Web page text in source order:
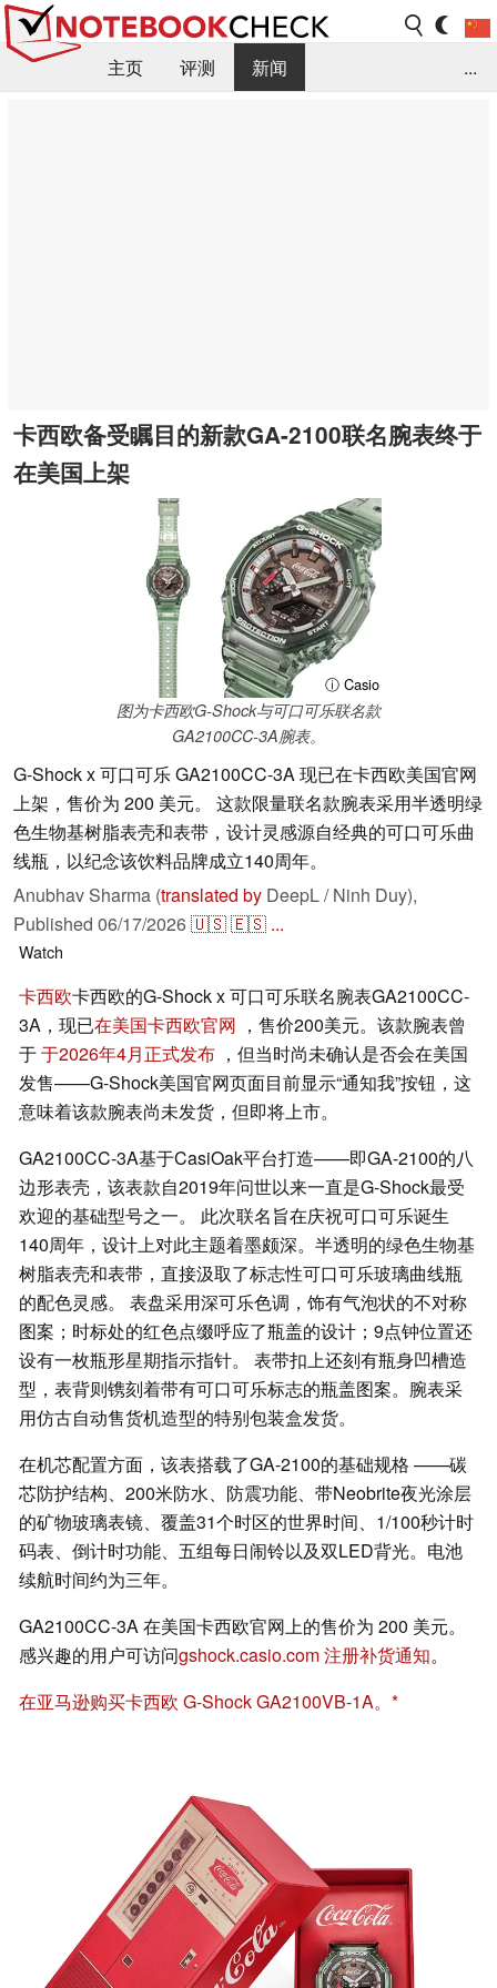
主页 评测
新闻
...
卡西欧备受瞩目的新款GA-2100联名腕表终于
在美国上架
ⓘ Casio
图为卡西欧G-Shock与可口可乐联名款
GA2100CC-3A腕表。
G-Shock x 可口可乐 GA2100CC-3A 现已在卡西欧美国官网
上架，售价为 200 美元。 这款限量联名款腕表采用半透明绿
色生物基树脂表壳和表带，设计灵感源自经典的可口可乐曲
线瓶，以纪念该饮料品牌成立140周年。
Anubhav Sharma (translated by DeepL / Ninh Duy),
Published 06/17/2026🇺🇸🇪🇸 ...
Watch
卡西欧卡西欧的G-Shock x 可口可乐联名腕表GA2100CC-
3A，现已在美国卡西欧官网 ，售价200美元。该款腕表曾
于于2026年4月正式发布 ，但当时尚未确认是否会在美国
发售——G-Shock美国官网页面目前显示“通知我”按钮，这
意味着该款腕表尚未发货，但即将上市。
GA2100CC-3A基于CasiOak平台打造——即GA-2100的八
边形表壳，该表款自2019年问世以来一直是G-Shock最受
欢迎的基础型号之一。 此次联名旨在庆祝可口可乐诞生
140周年，设计上对此主题着墨颇深。半透明的绿色生物基
树脂表壳和表带，直接汲取了标志性可口可乐玻璃曲线瓶
的配色灵感。 表盘采用深可乐色调，饰有气泡状的不对称
图案；时标处的红色点缀呼应了瓶盖的设计；9点钟位置还
设有一枚瓶形星期指示指针。 表带扣上还刻有瓶身凹槽造
型，表背则镌刻着带有可口可乐标志的瓶盖图案。腕表采
用仿古自动售货机造型的特别包装盒发货。
在机芯配置方面，该表搭载了GA-2100的基础规格 ——碳
芯防护结构、200米防水、防震功能、带Neobrite夜光涂层
的矿物玻璃表镜、覆盖31个时区的世界时间、1/100秒计时
码表、倒计时功能、五组每日闹铃以及双LED背光。电池
续航时间约为三年。
GA2100CC-3A 在美国卡西欧官网上的售价为 200 美元。
感兴趣的用户可访问gshock.casio.com 注册补货通知。
在亚马逊购买卡西欧 G-Shock GA2100VB-1A。